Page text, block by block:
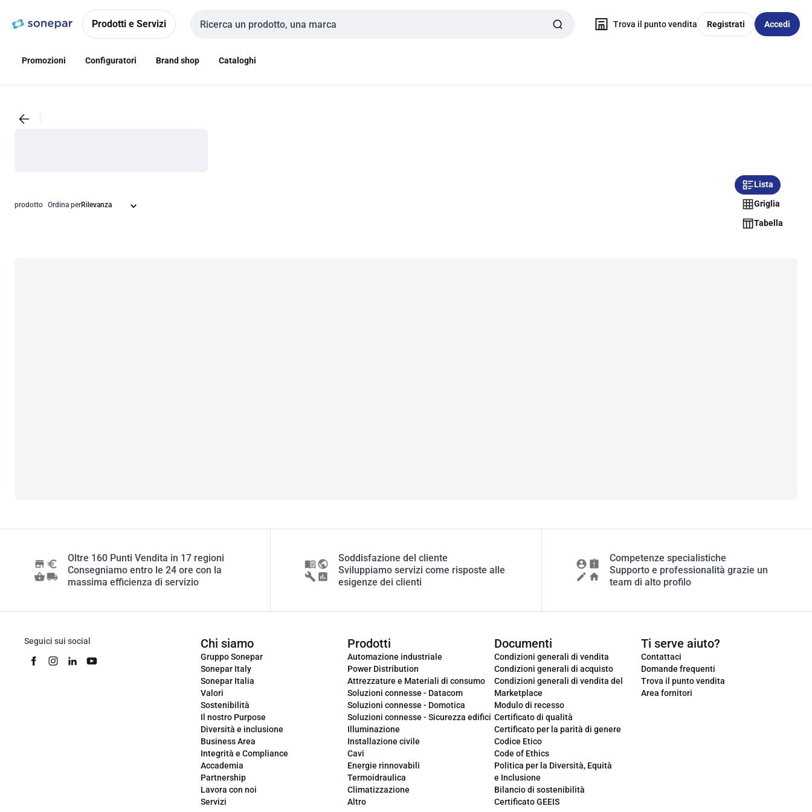
navigazionealla
Prodotti e Servizi
Cerca input
Trova il punto vendita Registrati Accedi
Promozioni Configuratori Brand shop Cataloghi
prodotto Ordina per
Lista
Griglia
Tabella
Oltre 160 Punti Vendita in 17 regioni
Consegniamo entro le 24 ore con la
massima efficienza di servizio
Soddisfazione del cliente
Sviluppiamo servizi come risposte alle
esigenze dei clienti
Competenze specialistiche
Supporto e professionalità grazie un
team di alto profilo
Seguici sui social Chi siamo
Gruppo Sonepar
Sonepar Italy
Sonepar Italia
Valori
Sostenibilità
Il nostro Purpose
Diversità e inclusione
Business Area
Integrità e Compliance
Accademia
Partnership
Lavora con noi
Servizi
Prodotti
Automazione industriale
Power Distribution
Attrezzature e Materiali di consumo
Soluzioni connesse - Datacom
Soluzioni connesse - Domotica
Soluzioni connesse - Sicurezza edifici
Illuminazione
Installazione civile
Cavi
Energie rinnovabili
Termoidraulica
Climatizzazione
Altro
Documenti
Condizioni generali di vendita
Condizioni generali di acquisto
Condizioni generali di vendita del
Marketplace
Modulo di recesso
Certificato di qualità
Certificato per la parità di genere
Codice Etico
Code of Ethics
Politica per la Diversità, Equità
e Inclusione
Bilancio di sostenibilità
Certificato GEEIS
Ti serve aiuto?
Contattaci
Domande frequenti
Trova il punto vendita
Area fornitori